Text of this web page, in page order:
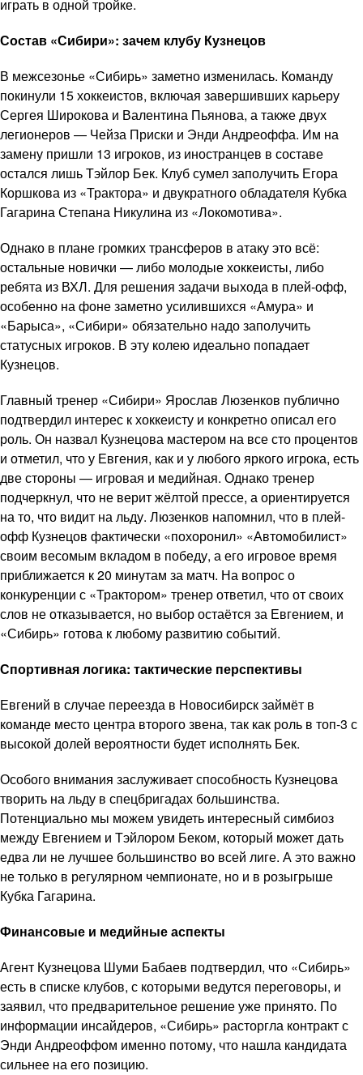
играть в одной тройке.
Состав «Сибири»: зачем клубу Кузнецов
В межсезонье «Сибирь» заметно изменилась. Команду
покинули 15 хоккеистов, включая завершивших карьеру
Сергея Широкова и Валентина Пьянова, а также двух
легионеров — Чейза Приски и Энди Андреоффа. Им на
замену пришли 13 игроков, из иностранцев в составе
остался лишь Тэйлор Бек. Клуб сумел заполучить Егора
Коршкова из «Трактора» и двукратного обладателя Кубка
Гагарина Степана Никулина из «Локомотива».
Однако в плане громких трансферов в атаку это всё:
остальные новички — либо молодые хоккеисты, либо
ребята из ВХЛ. Для решения задачи выхода в плей-офф,
особенно на фоне заметно усилившихся «Амура» и
«Барыса», «Сибири» обязательно надо заполучить
статусных игроков. В эту колею идеально попадает
Кузнецов.
Главный тренер «Сибири» Ярослав Люзенков публично
подтвердил интерес к хоккеисту и конкретно описал его
роль. Он назвал Кузнецова мастером на все сто процентов
и отметил, что у Евгения, как и у любого яркого игрока, есть
две стороны — игровая и медийная. Однако тренер
подчеркнул, что не верит жёлтой прессе, а ориентируется
на то, что видит на льду. Люзенков напомнил, что в плей-
офф Кузнецов фактически «похоронил» «Автомобилист»
своим весомым вкладом в победу, а его игровое время
приближается к 20 минутам за матч. На вопрос о
конкуренции с «Трактором» тренер ответил, что от своих
слов не отказывается, но выбор остаётся за Евгением, и
«Сибирь» готова к любому развитию событий.
Спортивная логика: тактические перспективы
Евгений в случае переезда в Новосибирск займёт в
команде место центра второго звена, так как роль в топ-3 с
высокой долей вероятности будет исполнять Бек.
Особого внимания заслуживает способность Кузнецова
творить на льду в спецбригадах большинства.
Потенциально мы можем увидеть интересный симбиоз
между Евгением и Тэйлором Беком, который может дать
едва ли не лучшее большинство во всей лиге. А это важно
не только в регулярном чемпионате, но и в розыгрыше
Кубка Гагарина.
Финансовые и медийные аспекты
Агент Кузнецова Шуми Бабаев подтвердил, что «Сибирь»
есть в списке клубов, с которыми ведутся переговоры, и
заявил, что предварительное решение уже принято. По
информации инсайдеров, «Сибирь» расторгла контракт с
Энди Андреоффом именно потому, что нашла кандидата
сильнее на его позицию.